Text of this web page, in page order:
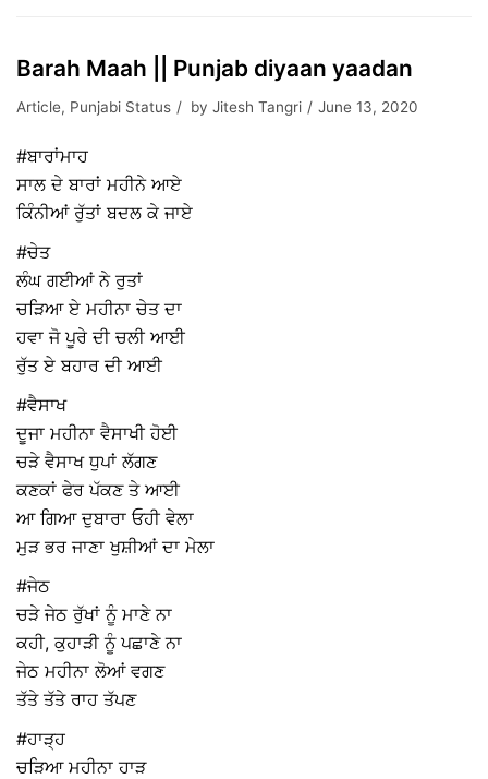
Barah Maah || Punjab diyaan yaadan
Article, Punjabi Status by Jitesh Tangri June 13, 2020
#ਬਾਰਾਂਮਾਹ
ਸਾਲ ਦੇ ਬਾਰਾਂ ਮਹੀਨੇ ਆਏ
ਕਿੰਨੀਆਂ ਰੁੱਤਾਂ ਬਦਲ ਕੇ ਜਾਏ
#ਚੇਤ
ਲੰਘ ਗਈਆਂ ਨੇ ਰੁਤਾਂ
ਚੜਿਆ ਏ ਮਹੀਨਾ ਚੇਤ ਦਾ
ਹਵਾ ਜੋ ਪੂਰੇ ਦੀ ਚਲੀ ਆਈ
ਰੁੱਤ ਏ ਬਹਾਰ ਦੀ ਆਈ
#ਵੈਸਾਖ
ਦੂਜਾ ਮਹੀਨਾ ਵੈਸਾਖੀ ਹੋਈ
ਚੜੇ ਵੈਸਾਖ ਧੁਪਾਂ ਲੱਗਣ
ਕਣਕਾਂ ਫੇਰ ਪੱਕਣ ਤੇ ਆਈ
ਆ ਗਿਆ ਦੁਬਾਰਾ ਓਹੀ ਵੇਲਾ
ਮੁੜ ਭਰ ਜਾਣਾ ਖੁਸ਼ੀਆਂ ਦਾ ਮੇਲਾ
#ਜੇਠ
ਚੜੇ ਜੇਠ ਰੁੱਖਾਂ ਨੂੰ ਮਾਣੇ ਨਾ
ਕਹੀ, ਕੁਹਾੜੀ ਨੂੰ ਪਛਾਣੇ ਨਾ
ਜੇਠ ਮਹੀਨਾ ਲੋਆਂ ਵਗਣ
ਤੱਤੇ ਤੱਤੇ ਰਾਹ ਤੱਪਣ
#ਹਾੜ੍ਹ
ਚੜਿਆ ਮਹੀਨਾ ਹਾੜ